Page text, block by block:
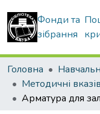
Фонди та
зібрання
Головна